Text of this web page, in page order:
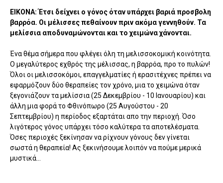
EIKONΑ: Έτσι δείχνει ο γόνος όταν υπάρχει βαριά προσβολη
βαρρόα. Οι μέλισσες πεθαίνουν πριν ακόμα γεννηθούν. Τα
μελίσσια αποδυναμώνονται και το χειμώνα χάνονται.
Ένα θέμα σήμερα που φλέγει όλη τη μελισσοκομική κοινότητα.
Ο μεγαλύτερος εχθρός της μέλισσας, η βαρρόα, προ το πυλών!
Όλοι οι μελισσοκόμοι, επαγγελματίες ή ερασιτέχνες πρέπει να
εφαρμόζουν δύο θεραπείες τον χρόνο, μια το χειμώνα όταν
ξεγονιάζουν τα μελίσσια (25 Δεκεμβρίου - 10 Ιανουαρίου) και
άλλη μια φορά το Φθινόπωρο (25 Αυγούστου - 20
Σεπτεμβρίου) η περίοδος εξαρτάται απο την περιοχή. Όσο
λιγότερος γόνος υπάρχει τόσο καλύτερα τα αποτελέσματα.
Όσες περιοχές ξεκίνησαν να ρίχνουν γόνους δεν γίνεται
σωστά η θεραπεία! Ας ξεκινήσουμε λοιπόν να πούμε μερικά
μυστικά...